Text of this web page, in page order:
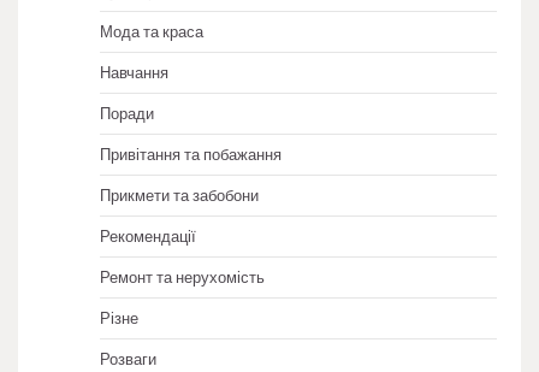
Мода та краса
Навчання
Поради
Привітання та побажання
Прикмети та забобони
Рекомендації
Ремонт та нерухомість
Різне
Розваги